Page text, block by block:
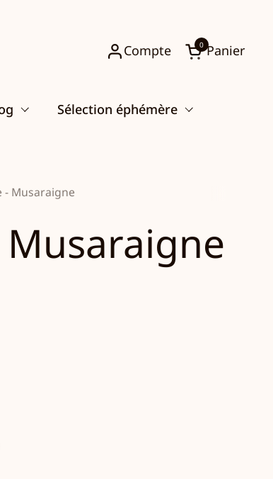
Compte
Ouvrir le
Panier
0
Sélection éphémère
- Musaraigne